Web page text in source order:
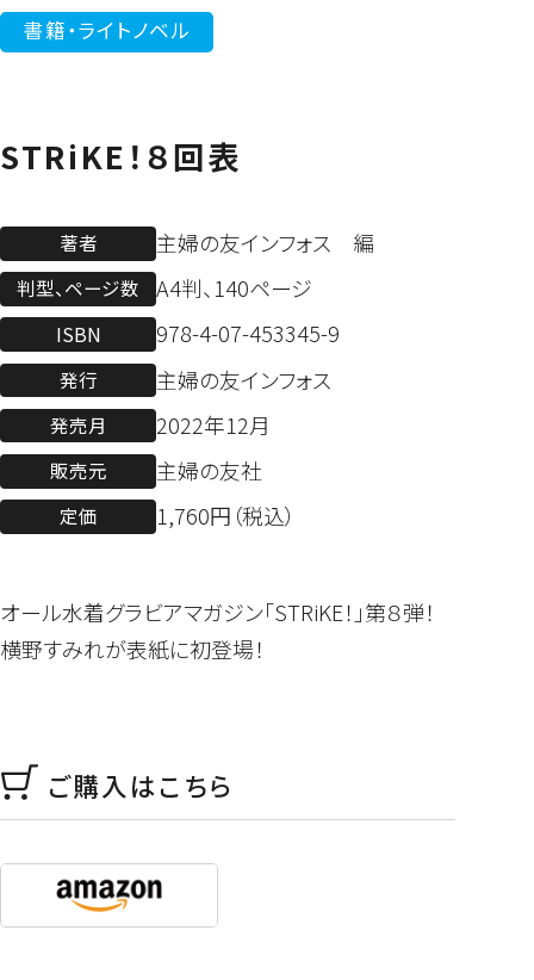
書籍・ライトノベル
STRiKE！８回表
著者 主婦の友インフォス 編
判型、ページ数 A4判、140ページ
ISBN 978-4-07-453345-9
発行 主婦の友インフォス
発売月 2022年12月
販売元 主婦の友社
定価 1,760円（税込）
オール水着グラビアマガジン「STRiKE！」第８弾！
横野すみれが表紙に初登場！
ご購入はこちら